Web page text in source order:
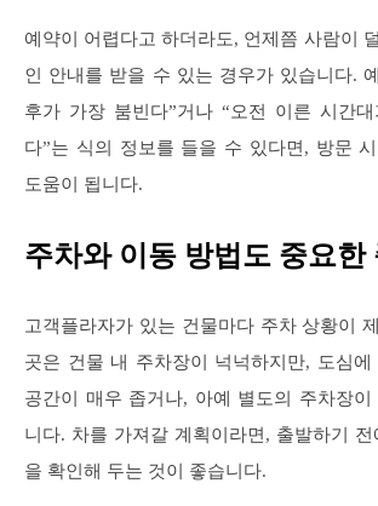
예약이 어렵다고 하더라도, 언제쯤 사람이
인 안내를 받을 수 있는 경우가 있습니다.
후가 가장 붐빈다”거나 “오전 이른 시간
다”는 식의 정보를 들을 수 있다면, 방문
도움이 됩니다.
주차와 이동 방법도 중요한
고객플라자가 있는 건물마다 주차 상황이
곳은 건물 내 주차장이 넉넉하지만, 도심
공간이 매우 좁거나, 아예 별도의 주차장
니다. 차를 가져갈 계획이라면, 출발하기
을 확인해 두는 것이 좋습니다.